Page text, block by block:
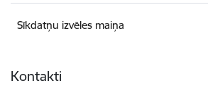
Sīkdatņu izvēles maiņa
Kontakti